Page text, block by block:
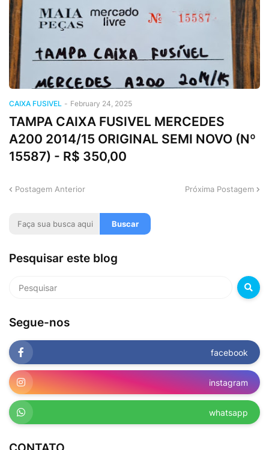
CAIXA FUSIVEL - February 24, 2025
TAMPA CAIXA FUSIVEL MERCEDES
A200 2014/15 ORIGINAL SEMI NOVO (Nº
15587) - R$ 350,00
Postagem Anterior Próxima Postagem
Pesquisar este blog
Segue-nos
facebook
instagram
whatsapp